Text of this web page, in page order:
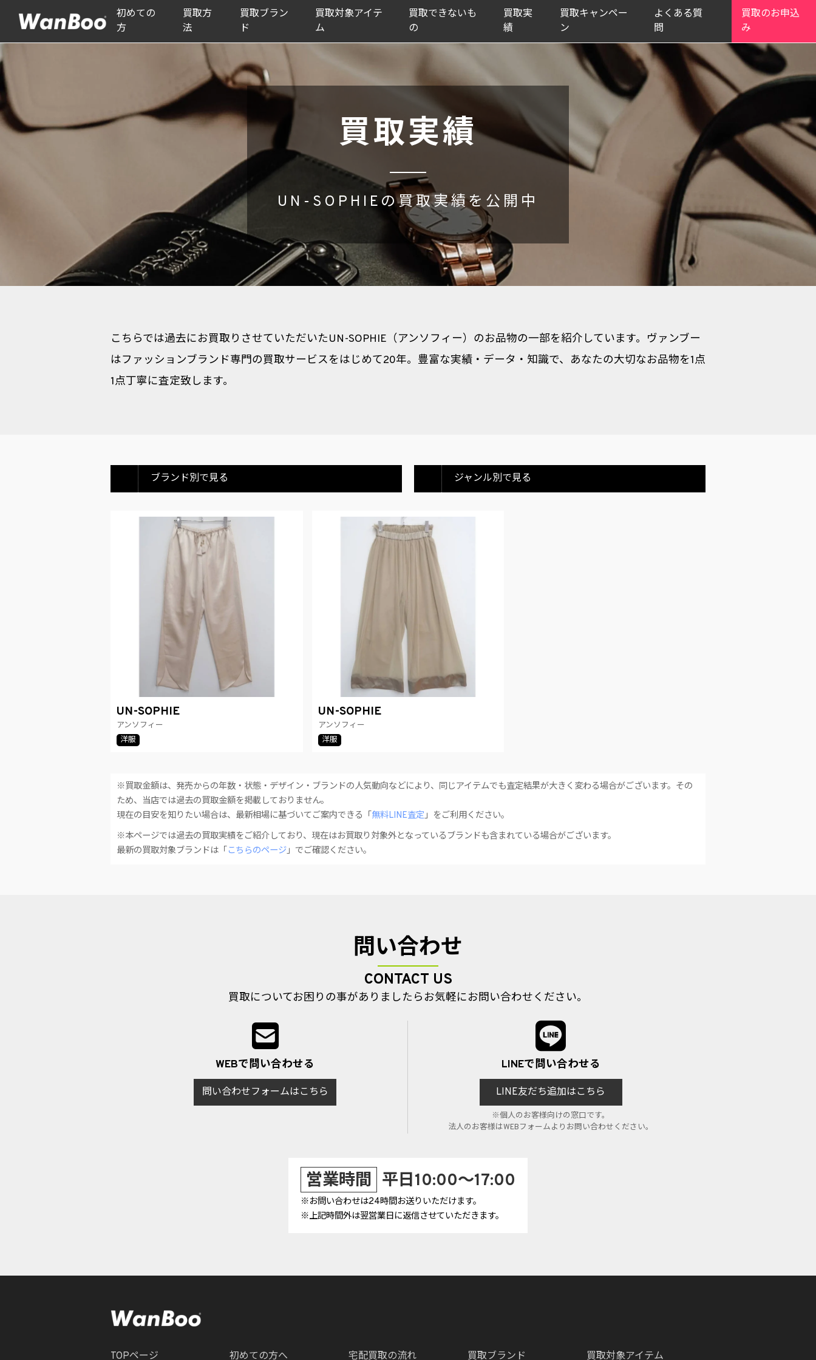
初めての
方
買取方
法
買取ブラン
ド
買取対象アイテ
ム
買取できないも
の
買取実
績
買取キャンペー
ン
よくある質
問
買取のお申込
み
買取実績
UN-SOPHIEの買取実績を公開中
こちらでは過去にお買取りさせていただいたUN-SOPHIE（アンソフィー）のお品物の一部を紹介しています。ヴァンブー
はファッションブランド専門の買取サービスをはじめて20年。豊富な実績・データ・知識で、あなたの大切なお品物を1点
1点丁寧に査定致します。
ブランド別で見る ジャンル別で見る
UN-SOPHIE
アンソフィー
洋服
UN-SOPHIE
アンソフィー
洋服
※買取金額は、発売からの年数・状態・デザイン・ブランドの人気動向などにより、同じアイテムでも査定結果が大きく変わる場合がございます。その
ため、当店では過去の買取金額を掲載しておりません。
現在の目安を知りたい場合は、最新相場に基づいてご案内できる「 無料LINE査定」をご利用ください。
※本ページでは過去の買取実績をご紹介しており、現在はお買取り対象外となっているブランドも含まれている場合がございます。
最新の買取対象ブランドは「 こちらのページ」でご確認ください。
問い合わせ
CONTACT US
買取についてお困りの事がありましたらお気軽にお問い合わせください。
WEBで問い合わせる
問い合わせフォームはこちら
LINEで問い合わせる
LINE友だち追加はこちら
※個人のお客様向けの窓口です。
法人のお客様はWEBフォームよりお問い合わせください。
営業時間 平日10:00～17:00
※お問い合わせは24時間お送りいただけます。
※上記時間外は翌営業日に返信させていただきます。
TOPページ 初めての方へ 宅配買取の流れ 買取ブランド 買取対象アイテム